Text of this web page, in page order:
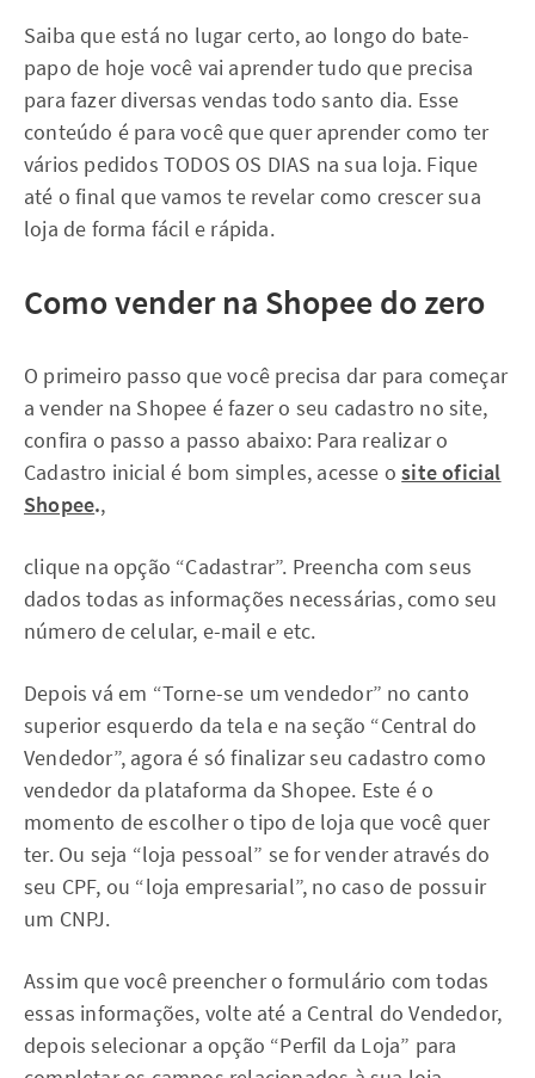
Saiba que está no lugar certo, ao longo do bate-
papo de hoje você vai aprender tudo que precisa
para fazer diversas vendas todo santo dia. Esse
conteúdo é para você que quer aprender como ter
vários pedidos TODOS OS DIAS na sua loja. Fique
até o final que vamos te revelar como crescer sua
loja de forma fácil e rápida.
Como vender na Shopee do zero
O primeiro passo que você precisa dar para começar
a vender na Shopee é fazer o seu cadastro no site,
confira o passo a passo abaixo: Para realizar o
Cadastro inicial é bom simples, acesse osite oficial
Shopee.,
clique na opção “Cadastrar”. Preencha com seus
dados todas as informações necessárias, como seu
número de celular, e-mail e etc.
Depois vá em “Torne-se um vendedor” no canto
superior esquerdo da tela e na seção “Central do
Vendedor”, agora é só finalizar seu cadastro como
vendedor da plataforma da Shopee. Este é o
momento de escolher o tipo de loja que você quer
ter. Ou seja “loja pessoal” se for vender através do
seu CPF, ou “loja empresarial”, no caso de possuir
um CNPJ.
Assim que você preencher o formulário com todas
essas informações, volte até a Central do Vendedor,
depois selecionar a opção “Perfil da Loja” para